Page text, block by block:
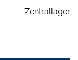
Zentrallager